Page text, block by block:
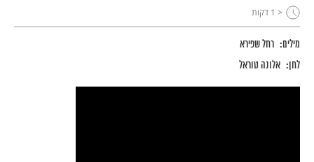
< 1 דקות
מילים: רחל שפירא
לחן: אלונה טוראל